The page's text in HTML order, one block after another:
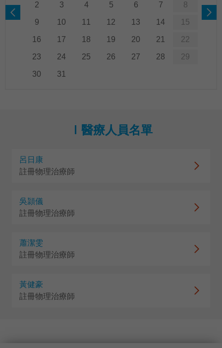
2 3 4 5 6 7 8
9 10 11 12 13 14 15
16 17 18 19 20 21 22
23 24 25 26 27 28 29
30 31
醫療人員名單
呂日康
註冊物理治療師
吳頴儀
註冊物理治療師
蕭潔雯
註冊物理治療師
黃健豪
註冊物理治療師